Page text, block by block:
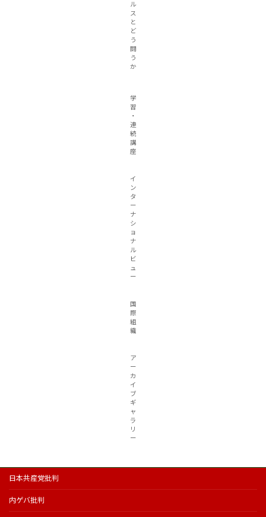
ル
ス
と
ど
う
闘
う
か
学
習
・
連
続
講
座
イ
ン
タ
ー
ナ
シ
ョ
ナ
ル
ビ
ュ
ー
国
際
組
織
ア
ー
カ
イ
ブ
ギ
ャ
ラ
リ
ー
日本共産党批判
内ゲバ批判